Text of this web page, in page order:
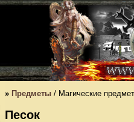
» Предметы / Магические
Песок